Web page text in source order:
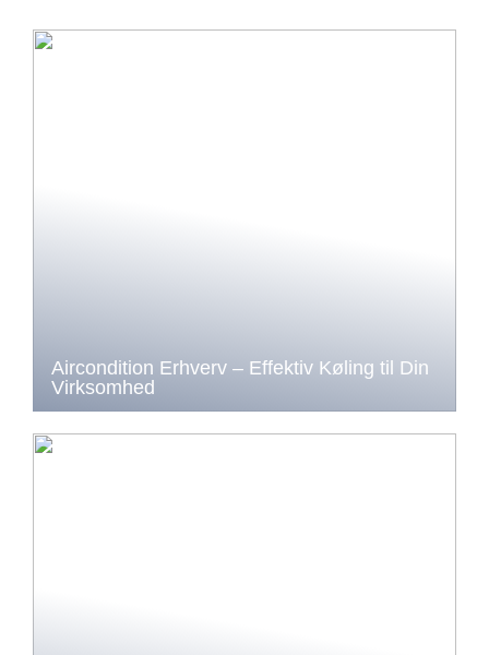
Aircondition Erhverv – Effektiv Køling til Din
Virksomhed